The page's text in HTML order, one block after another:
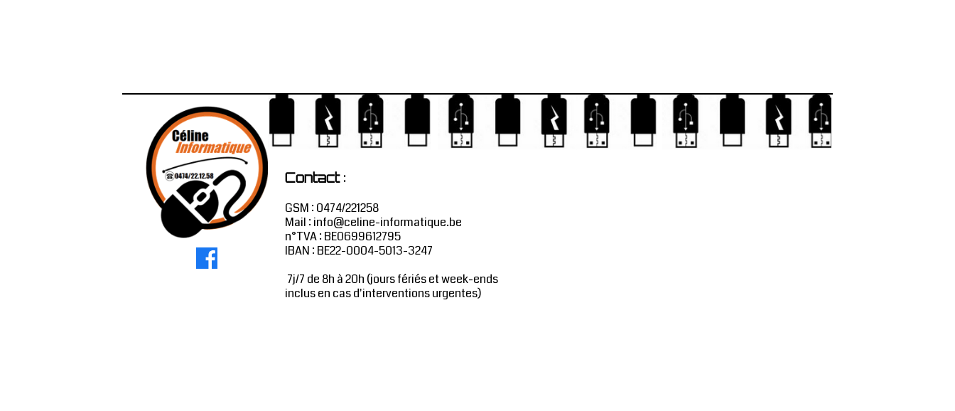
Contact :
GSM : 0474/221258
Mail : info@celine-informatique.be
n°TVA : BE0699612795
IBAN : BE22-0004-5013-3247
7j/7 de 8h à 20h (jours fériés et week-ends
inclus en cas d'interventions urgentes)